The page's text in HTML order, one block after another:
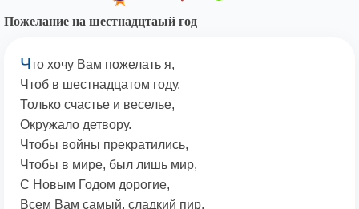
Пожелание на шестнадцтаый год
Что хочу Вам пожелать я,
Чтоб в шестнадцатом году,
Только счастье и веселье,
Окружало детвору.
Чтобы войны прекратились,
Чтобы в мире, был лишь мир,
С Новым Годом дорогие,
Всем Вам самый, сладкий пир.